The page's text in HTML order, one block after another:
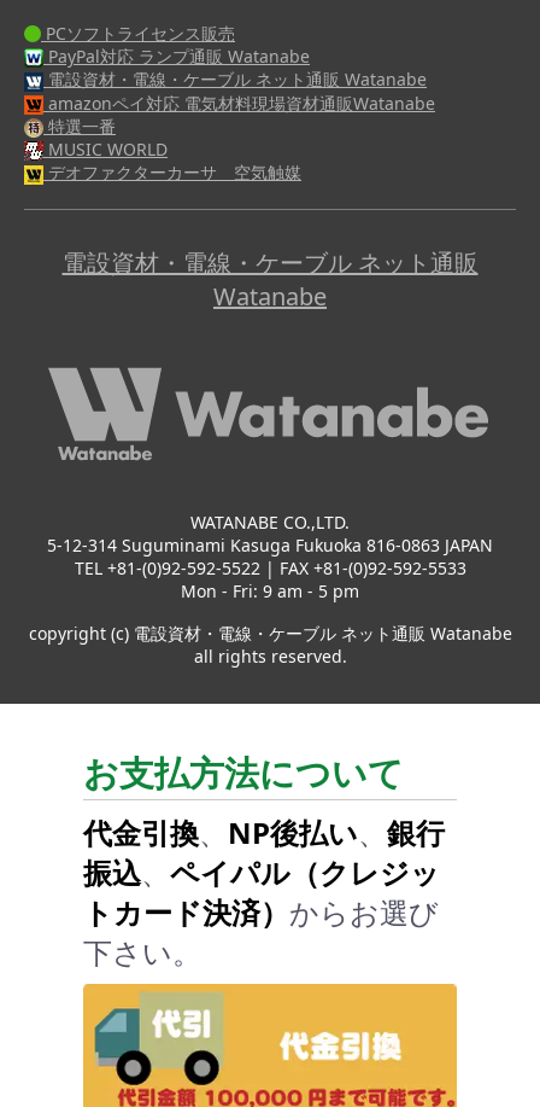
PCソフトライセンス販売
PayPal対応 ランプ通販 Watanabe
電設資材・電線・ケーブル ネット通販 Watanabe
amazonペイ対応 電気材料現場資材通販Watanabe
特選一番
MUSIC WORLD
デオファクターカーサ 空気触媒
電設資材・電線・ケーブル ネット通販
Watanabe
WATANABE CO.,LTD.
5-12-314 Suguminami Kasuga Fukuoka 816-0863 JAPAN
TEL +81-(0)92-592-5522 | FAX +81-(0)92-592-5533
Mon - Fri: 9 am - 5 pm
copyright (c) 電設資材・電線・ケーブル ネット通販 Watanabe
all rights reserved.
お支払方法について
代金引換、 NP後払い、 銀行
振込、 ペイパル（クレジッ
トカード決済） からお選び
下さい。